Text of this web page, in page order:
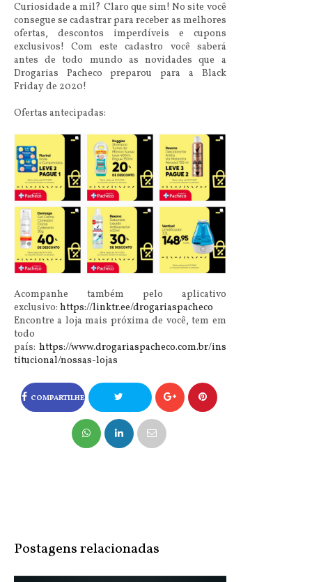
Curiosidade a mil? Claro que sim! No site você
consegue se cadastrar para receber as melhores
ofertas, descontos imperdíveis e cupons
exclusivos! Com este cadastro você saberá
antes de todo mundo as novidades que a
Drogarias Pacheco preparou para a Black
Friday de 2020!
Ofertas antecipadas:
Acompanhe também pelo aplicativo
exclusivo: https://linktr.ee/drogariaspacheco
Encontre a loja mais próxima de você, tem em
todo
país: https://www.drogariaspacheco.com.br/ins
titucional/nossas-lojas
COMPARTILHE
NO FACEBOOK COMPARTILHE
Postagens relacionadas